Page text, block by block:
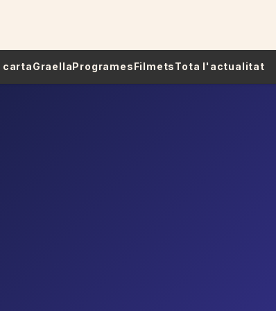
cartaGraellaProgramesFilmetsTota l'actualitat